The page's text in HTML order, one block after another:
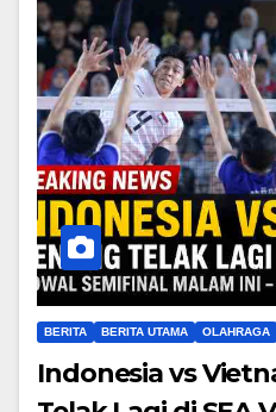
BERITA BERITA UTAMA OLAHRAGA
Indonesia vs